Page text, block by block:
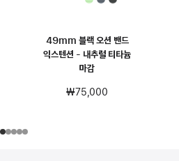
49mm 블랙 오션 밴드
익스텐션 - 내추럴 티타늄
마감
₩75,000